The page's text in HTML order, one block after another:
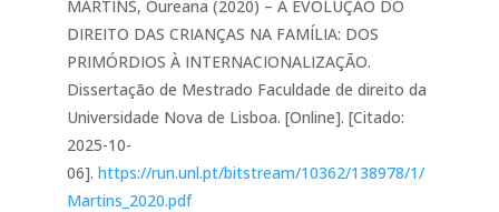
MARTINS, Oureana (2020) – A EVOLUÇÃO DO
DIREITO DAS CRIANÇAS NA FAMÍLIA: DOS
PRIMÓRDIOS À INTERNACIONALIZAÇÃO.
Dissertação de Mestrado Faculdade de direito da
Universidade Nova de Lisboa. [Online]. [Citado:
2025-10-
06]. https://run.unl.pt/bitstream/10362/138978/1/
Martins_2020.pdf